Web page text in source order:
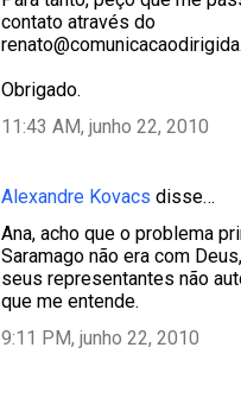
contato através do
Obrigado.
11:43 AM, junho 22, 2010
Alexandre Kovacs disse…
Ana, acho que o problema
Saramago não era com
seus representantes não
que me entende.
9:11 PM, junho 22, 2010